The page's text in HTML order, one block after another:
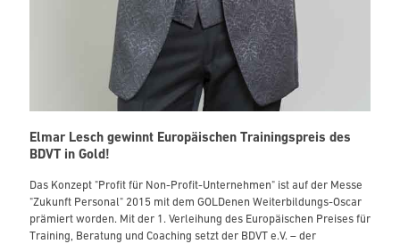
Elmar Lesch gewinnt Europäischen Trainingspreis des
BDVT in Gold!
Das Konzept "Profit für Non-Profit-Unternehmen" ist auf der Messe
"Zukunft Personal" 2015 mit dem GOLDenen Weiterbildungs-Oscar
prämiert worden. Mit der 1. Verleihung des Europäischen Preises für
Training, Beratung und Coaching setzt der BDVT e.V. – der